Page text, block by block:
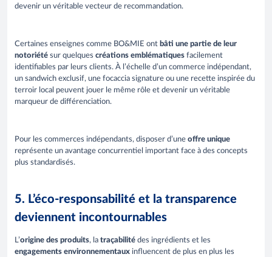
devenir un véritable vecteur de recommandation.
Certaines enseignes comme BO&MIE ont bâti une partie de leur
notoriété sur quelques créations emblématiques facilement
identifiables par leurs clients. À l’échelle d’un commerce indépendant,
un sandwich exclusif, une focaccia signature ou une recette inspirée du
terroir local peuvent jouer le même rôle et devenir un véritable
marqueur de différenciation.
Pour les commerces indépendants, disposer d’une offre unique
représente un avantage concurrentiel important face à des concepts
plus standardisés.
5. L’éco-responsabilité et la transparence
deviennent incontournables
L’origine des produits, la traçabilité des ingrédients et les
engagements environnementaux influencent de plus en plus les